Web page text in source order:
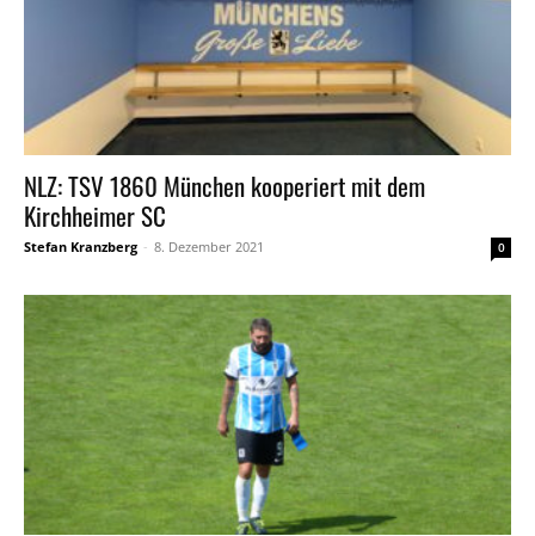
NLZ: TSV 1860 München kooperiert mit dem
Kirchheimer SC
Stefan Kranzberg - 8. Dezember 2021 0